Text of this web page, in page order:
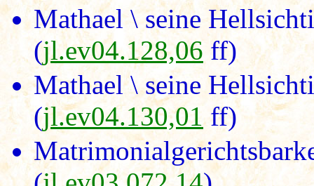
Mathael \ seine
(jl.ev04.128,06 ff)
Mathael \ seine
(jl.ev04.130,01ff)